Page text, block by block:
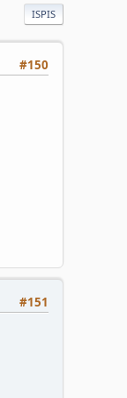
ISPIS
#150
#151